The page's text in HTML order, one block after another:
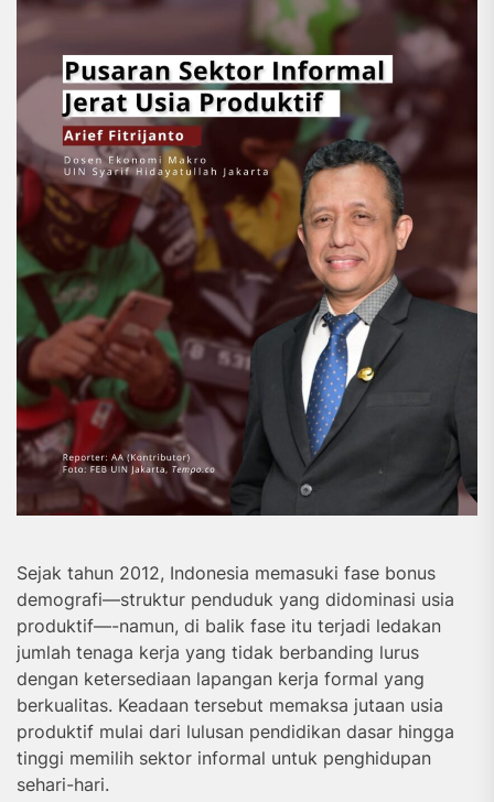
Sejak tahun 2012, Indonesia memasuki fase bonus
demografi—struktur penduduk yang didominasi usia
produktif—-namun, di balik fase itu terjadi ledakan
jumlah tenaga kerja yang tidak berbanding lurus
dengan ketersediaan lapangan kerja formal yang
berkualitas. Keadaan tersebut memaksa jutaan usia
produktif mulai dari lulusan pendidikan dasar hingga
tinggi memilih sektor informal untuk penghidupan
sehari-hari.